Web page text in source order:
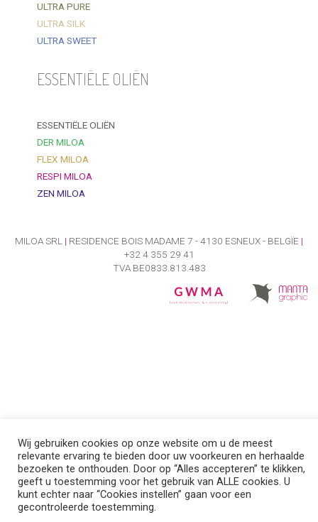
ULTRA PURE
ULTRA SILK
ULTRA SWEET
ESSENTIËLE OLIËN
ESSENTIËLE OLIËN
DER MILOA
FLEX MILOA
RESPI MILOA
ZEN MILOA
MILOA SRL | RESIDENCE BOIS MADAME 7 - 4130 ESNEUX - BELGÏE |
+32 4 355 29 41
TVA BE0833.813.483
Wij gebruiken cookies op onze website om u de meest
relevante ervaring te bieden door uw voorkeuren en herhaalde
bezoeken te onthouden. Door op “Alles accepteren” te klikken,
geeft u toestemming voor het gebruik van ALLE cookies. U
kunt echter naar “Cookies instellen” gaan voor een
gecontroleerde toestemming.